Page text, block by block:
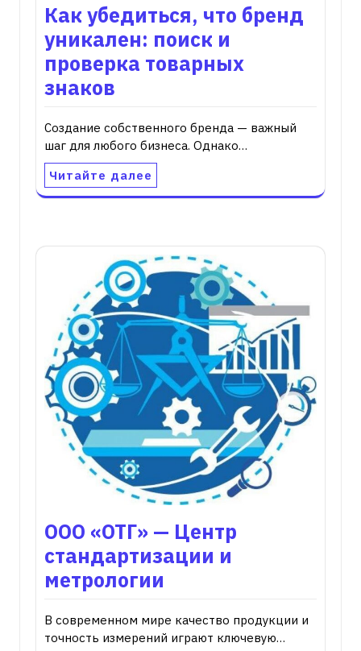
Как убедиться, что бренд
уникален: поиск и
проверка товарных
знаков
Создание собственного бренда — важный
шаг для любого бизнеса. Однако…
Читайте далее
ООО «ОТГ» — Центр
стандартизации и
метрологии
В современном мире качество продукции и
точность измерений играют ключевую…